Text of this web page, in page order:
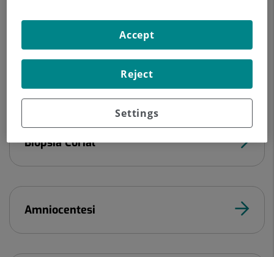
Si és necessari es recomanaran proves diagnostiques més
especifiques.
Pot trobar información específica a continuació
Biopsia Corial
Amniocentesi
Settings
Reject
Accept